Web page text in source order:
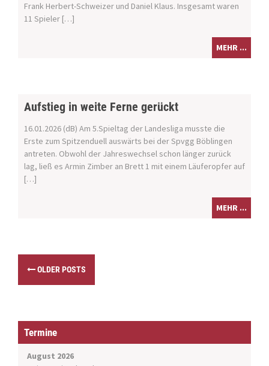
Frank Herbert-Schweizer und Daniel Klaus. Insgesamt waren
11 Spieler […]
MEHR ...
Aufstieg in weite Ferne gerückt
16.01.2026 (dB) Am 5.Spieltag der Landesliga musste die
Erste zum Spitzenduell auswärts bei der Spvgg Böblingen
antreten. Obwohl der Jahreswechsel schon länger zurück
lag, ließ es Armin Zimber an Brett 1 mit einem Läuferopfer auf
[…]
MEHR ...
s
OLDER POSTS
Termine
August 2026